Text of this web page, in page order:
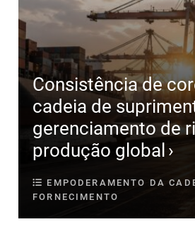
Consistência de
cadeia de
gerenciamento de
produção global
EMPODERAMENTO DA
FORNECIMENTO